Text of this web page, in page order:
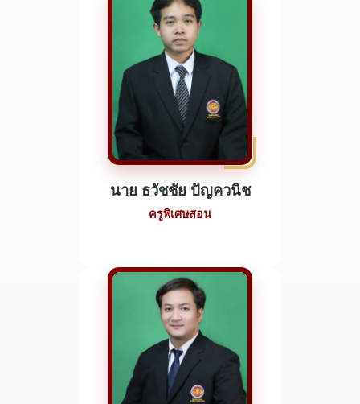
นาย ธวัชชัย ปัญควนิช
ครูพิเศษสอน